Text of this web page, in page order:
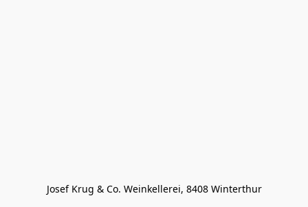
Josef Krug & Co. Weinkellerei, 8408 Winterthur